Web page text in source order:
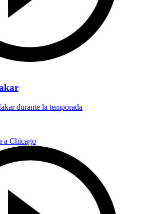
durante la temporada